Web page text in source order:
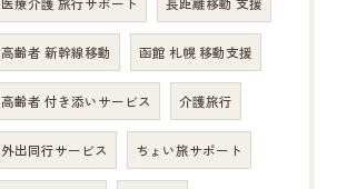
高齢者 新幹線移動 函館 札幌 移動支援
高齢者 付き添いサービス 介護旅行
外出同行サービス ちょい旅サポート